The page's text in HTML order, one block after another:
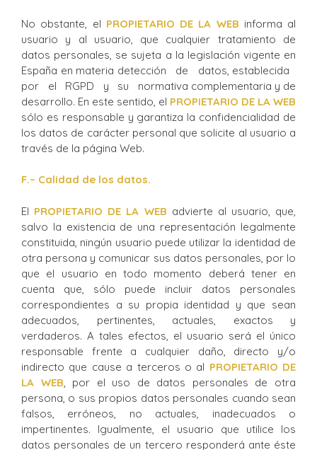
No obstante, el PROPIETARIO DE LA WEB informa al
usuario y al usuario, que cualquier tratamiento de
datos personales, se sujeta a la legislación vigente en
España en materia detección de datos, establecida
por el RGPD y su normativa complementaria y de
desarrollo. En este sentido, el PROPIETARIO DE LA WEB
sólo es responsable y garantiza la confidencialidad de
los datos de carácter personal que solicite al usuario a
través de la página Web.
F.– Calidad de los datos.
El PROPIETARIO DE LA WEB advierte al usuario, que,
salvo la existencia de una representación legalmente
constituida, ningún usuario puede utilizar la identidad de
otra persona y comunicar sus datos personales, por lo
que el usuario en todo momento deberá tener en
cuenta que, sólo puede incluir datos personales
correspondientes a su propia identidad y que sean
adecuados, pertinentes, actuales, exactos y
verdaderos. A tales efectos, el usuario será el único
responsable frente a cualquier daño, directo y/o
indirecto que cause a terceros o al PROPIETARIO DE
LA WEB , por el uso de datos personales de otra
persona, o sus propios datos personales cuando sean
falsos, erróneos, no actuales, inadecuados o
impertinentes. Igualmente, el usuario que utilice los
datos personales de un tercero responderá ante éste